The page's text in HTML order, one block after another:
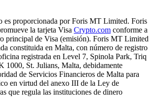
es proporcionada por Foris MT Limited. Foris
la tarjeta Visa Crypto.com conforme a
principal de Visa (emisión). Foris MT Limited
constituida en Malta, con número de registro
registrada en Level 7, Spinola Park, Triq
St. Julians, Malta, debidamente
de Servicios Financieros de Malta para
en virtud del anexo III de la Ley de
que regula las instituciones de dinero